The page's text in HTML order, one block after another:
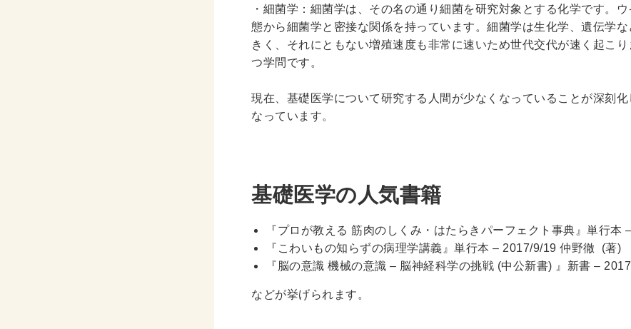
・細菌学：細菌学は、その名の通り細菌を研究対象とする化学です。
態から細菌学と密接な関係を持っています。細菌学は生化学、遺伝学
きく、それにともない増殖速度も非常に速いため世代交代が速く起こ
つ学問です。
現在、基礎医学について研究する人間が少なくなっていることが深刻
なっています。
基礎医学の人気書籍
『プロが教える 筋肉のしくみ・はたらきパーフェクト事典』単行
『こわいもの知らずの病理学講義』単行本 – 2017/9/19 仲野徹 (著)
『脳の意識 機械の意識 – 脳神経科学の挑戦 (中公新書) 』新書 –
などが挙げられます。